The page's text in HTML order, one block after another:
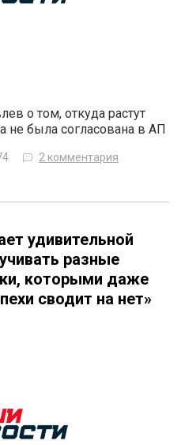
о том, откуда растут
не была согласована в АП
2 комментария
удивительной
разные
которыми даже
сводит на нет»